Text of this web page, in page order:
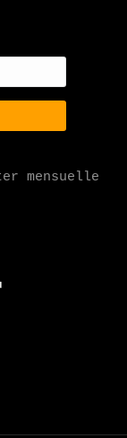
mensuelle